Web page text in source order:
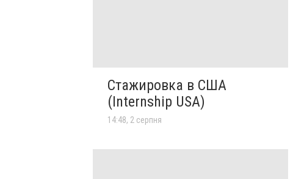
Стажировка в США
(Internship USA)
14:48, 2 серпня